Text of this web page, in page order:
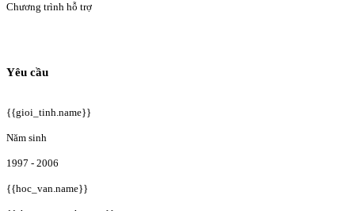
Chương trình hỗ trợ
Yêu cầu
{{gioi_tinh.name}}
Năm sinh
1997 - 2006
{{hoc_van.name}}